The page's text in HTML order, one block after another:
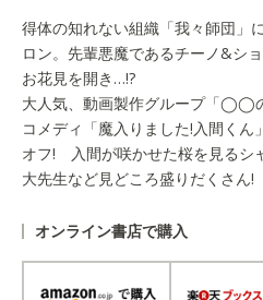
得体の知れない組織「我々師団」
ロン。先輩悪魔であるチーノ&シ
お花見を開き…!?
大人気、動画製作グループ「◯◯
コメディ「魔入りました!入間く
オフ! 入間が咲かせた桜を見るシ
大先生など見どころ盛りだくさん!
オンライン書店で購入